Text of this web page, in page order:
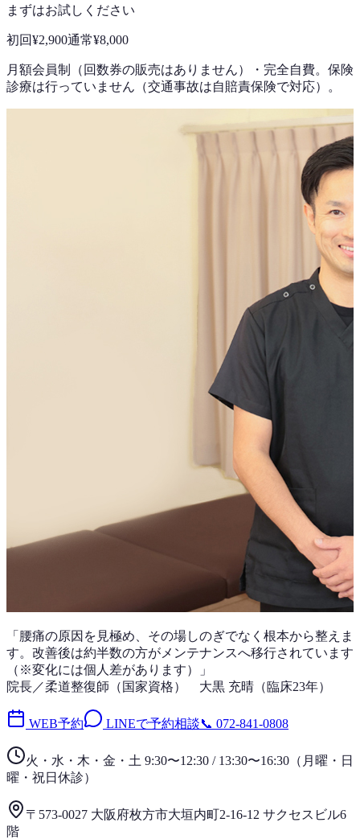
まずはお試しください
初回¥2,900通常¥8,000
月額会員制（回数券の販売はありません） ・ 完全自費。保険
診療は行っていません（交通事故は自賠責保険で対応）。
「 腰痛の原因を見極め、その場しのぎでなく根本から整えま
す。改善後は約半数の方がメンテナンスへ移行されています
（※変化には個人差があります）」
院長／柔道整復師（国家資格）
大黒 充晴 （臨床23年）
WEB予約 LINEで予約相談📞 072-841-0808
火・水・木・金・土 9:30〜12:30 / 13:30〜16:30 （ 月曜・日
曜・祝日 休診）
〒573-0027 大阪府枚方市大垣内町2-16-12 サクセスビル6
階